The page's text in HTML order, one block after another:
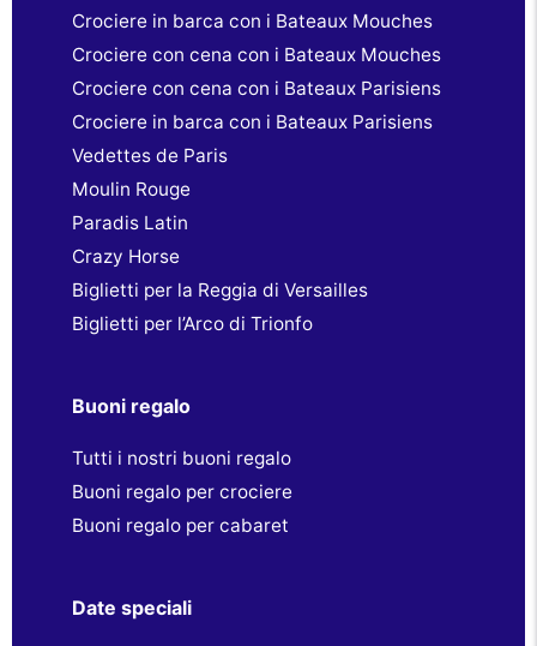
Crociere in barca con i Bateaux Mouches
Crociere con cena con i Bateaux Mouches
Crociere con cena con i Bateaux Parisiens
Crociere in barca con i Bateaux Parisiens
Vedettes de Paris
Moulin Rouge
Paradis Latin
Crazy Horse
Biglietti per la Reggia di Versailles
Biglietti per l’Arco di Trionfo
Buoni regalo
Tutti i nostri buoni regalo
Buoni regalo per crociere
Buoni regalo per cabaret
Date speciali